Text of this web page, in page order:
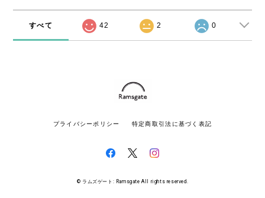
すべて 42 2 0
プライバシーポリシー 特定商取引法に基づく表記
© ラムズゲート: Ramsgate All rights reserved.